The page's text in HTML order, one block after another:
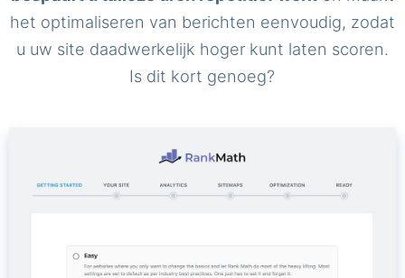
het optimaliseren van berichten eenvoudig, zodat
u uw site daadwerkelijk hoger kunt laten scoren.
Is dit kort genoeg?